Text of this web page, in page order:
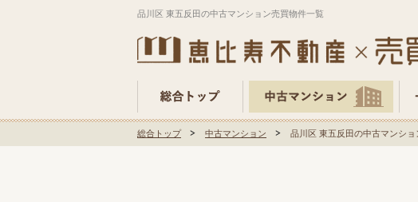
品川区 東五反田の中古マンション売買物件一覧
総合トップ 中古マンション 品川区 東五反田の中古マンシ